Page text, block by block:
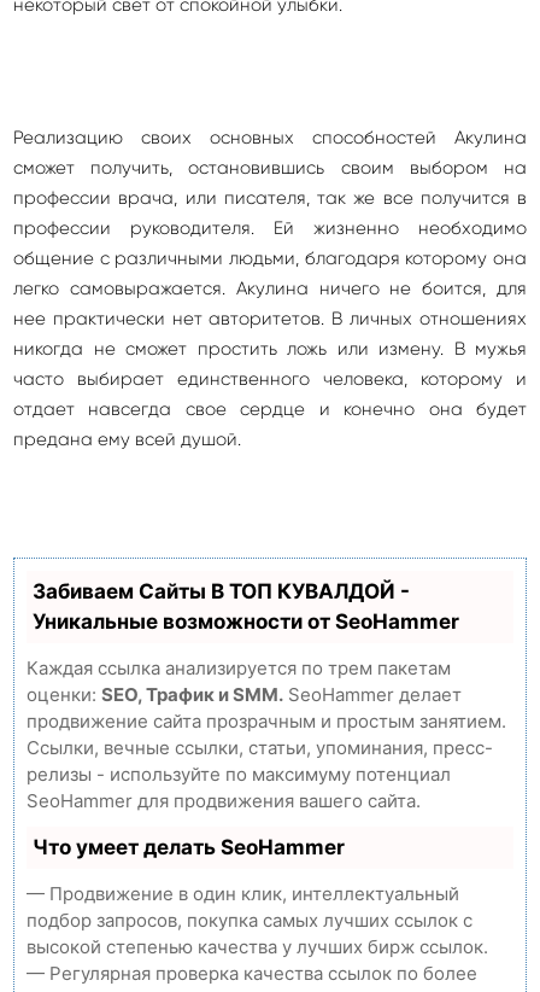
некоторый свет от спокойной улыбки.
Реализацию своих основных способностей Акулина
сможет получить, остановившись своим выбором на
профессии врача, или писателя, так же все получится в
профессии руководителя. Ей жизненно необходимо
общение с различными людьми, благодаря которому она
легко самовыражается. Акулина ничего не боится, для
нее практически нет авторитетов. В личных отношениях
никогда не сможет простить ложь или измену. В мужья
часто выбирает единственного человека, которому и
отдает навсегда свое сердце и конечно она будет
предана ему всей душой.
Забиваем Сайты В ТОП КУВАЛДОЙ -
Уникальные возможности от SeoHammer
Каждая ссылка анализируется по трем пакетам
оценки: SEO, Трафик и SMM. SeoHammer делает
продвижение сайта прозрачным и простым занятием.
Ссылки, вечные ссылки, статьи, упоминания, пресс-
релизы - используйте по максимуму потенциал
SeoHammer для продвижения вашего сайта.
Что умеет делать SeoHammer
— Продвижение в один клик, интеллектуальный
подбор запросов, покупка самых лучших ссылок с
высокой степенью качества у лучших бирж ссылок.
— Регулярная проверка качества ссылок по более